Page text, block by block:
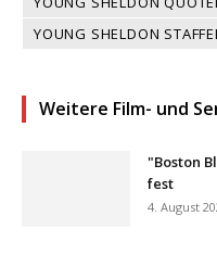
YOUNG SHELDON
Weitere Film- und
"Boston
fest
4. August